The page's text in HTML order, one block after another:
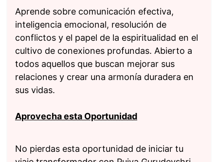
Aprende sobre comunicación efectiva,
inteligencia emocional, resolución de
conflictos y el papel de la espiritualidad en el
cultivo de conexiones profundas. Abierto a
todos aquellos que buscan mejorar sus
relaciones y crear una armonía duradera en
sus vidas.
Aprovecha esta Oportunidad
No pierdas esta oportunidad de iniciar tu